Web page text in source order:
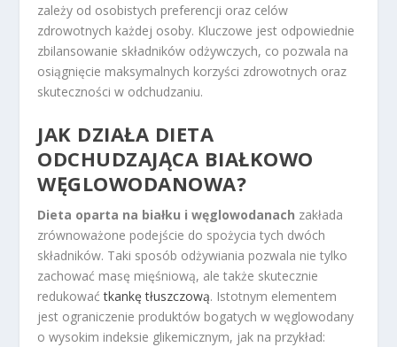
zależy od osobistych preferencji oraz celów
zdrowotnych każdej osoby. Kluczowe jest odpowiednie
zbilansowanie składników odżywczych, co pozwala na
osiągnięcie maksymalnych korzyści zdrowotnych oraz
skuteczności w odchudzaniu.
JAK DZIAŁA DIETA
ODCHUDZAJĄCA BIAŁKOWO
WĘGLOWODANOWA?
Dieta oparta na białku i węglowodanach zakłada
zrównoważone podejście do spożycia tych dwóch
składników. Taki sposób odżywiania pozwala nie tylko
zachować masę mięśniową, ale także skutecznie
redukowaćtkankę tłuszczową. Istotnym elementem
jest ograniczenie produktów bogatych w węglowodany
o wysokim indeksie glikemicznym, jak na przykład: